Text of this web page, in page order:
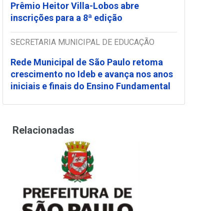
Prêmio Heitor Villa-Lobos abre
inscrições para a 8ª edição
SECRETARIA MUNICIPAL DE EDUCAÇÃO
Rede Municipal de São Paulo retoma
crescimento no Ideb e avança nos anos
iniciais e finais do Ensino Fundamental
Relacionadas